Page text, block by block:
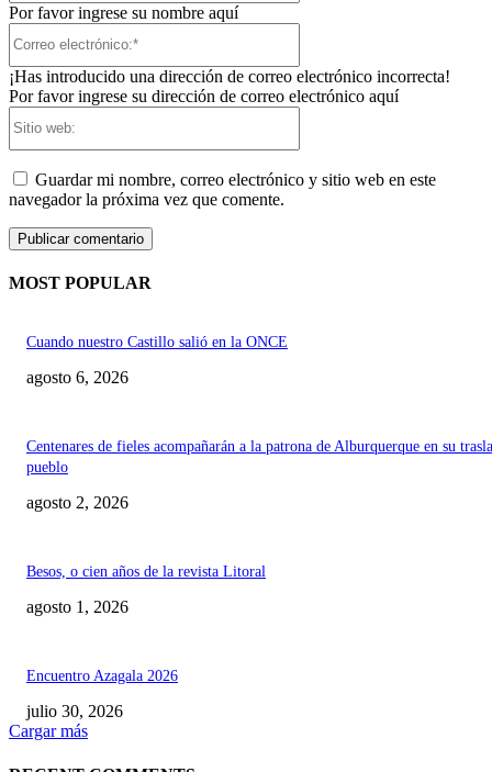
Por favor ingrese su nombre aquí
¡Has introducido una dirección de correo electrónico incorrecta!
Por favor ingrese su dirección de correo electrónico aquí
Guardar mi nombre, correo electrónico y sitio web en este
navegador la próxima vez que comente.
MOST POPULAR
Cuando nuestro Castillo salió en la ONCE
agosto 6, 2026
Centenares de fieles acompañarán a la patrona de Alburquerque en su
pueblo
agosto 2, 2026
Besos, o cien años de la revista Litoral
agosto 1, 2026
Encuentro Azagala 2026
julio 30, 2026
Cargar más